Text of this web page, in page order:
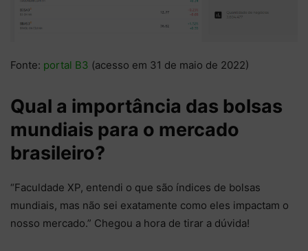
Fonte: portal B3 (acesso em 31 de maio de 2022)
Qual a importância das bolsas
mundiais para o mercado
brasileiro?
“Faculdade XP, entendi o que são índices de bolsas
mundiais, mas não sei exatamente como eles impactam o
nosso mercado.” Chegou a hora de tirar a dúvida!